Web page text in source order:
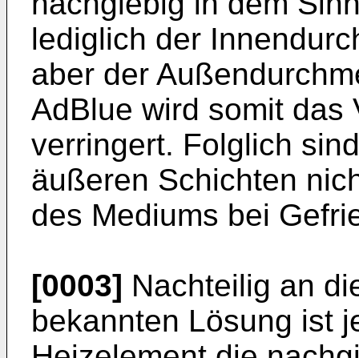
lediglich der
aber der
AdBlue wird somit das
verringert. Folglich
äußeren Schichten
des Mediums bei
[0003] Nachteilig an
bekannten Lösung ist